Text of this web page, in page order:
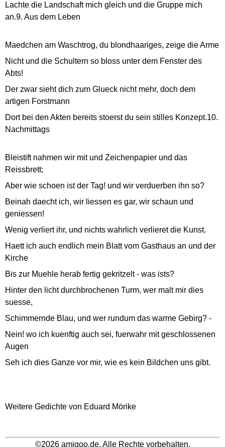
Lachte die Landschaft mich gleich und die Gruppe mich
an.9. Aus dem Leben
Maedchen am Waschtrog, du blondhaariges, zeige die Arme
Nicht und die Schultern so bloss unter dem Fenster des
Abts!
Der zwar sieht dich zum Glueck nicht mehr, doch dem
artigen Forstmann
Dort bei den Akten bereits stoerst du sein stilles Konzept.10.
Nachmittags
Bleistift nahmen wir mit und Zeichenpapier und das
Reissbrett;
Aber wie schoen ist der Tag! und wir verduerben ihn so?
Beinah daecht ich, wir liessen es gar, wir schaun und
geniessen!
Wenig verliert ihr, und nichts wahrlich verlieret die Kunst.
Haett ich auch endlich mein Blatt vom Gasthaus an und der
Kirche
Bis zur Muehle herab fertig gekritzelt - was ists?
Hinter den licht durchbrochenen Turm, wer malt mir dies
suesse,
Schimmernde Blau, und wer rundum das warme Gebirg? -
Nein! wo ich kuenftig auch sei, fuerwahr mit geschlossenen
Augen
Seh ich dies Ganze vor mir, wie es kein Bildchen uns gibt.
Weitere Gedichte von Eduard Mörike
©2026 amigoo.de. Alle Rechte vorbehalten.